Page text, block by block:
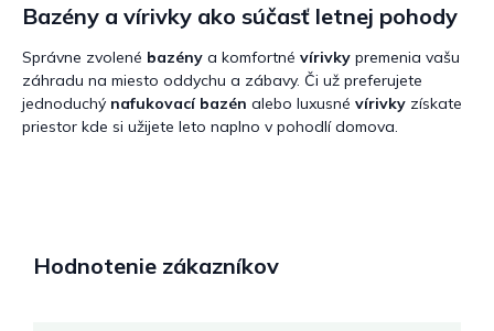
Bazény a vírivky ako súčasť letnej pohody
Správne zvolené bazény a komfortné vírivky premenia vašu
záhradu na miesto oddychu a zábavy. Či už preferujete
jednoduchý nafukovací bazén alebo luxusné vírivky získate
priestor kde si užijete leto naplno v pohodlí domova.
Hodnotenie zákazníkov